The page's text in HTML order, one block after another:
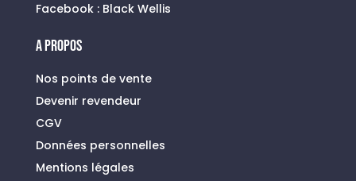
Facebook : Black Wellis
A PROPOS
Nos points de vente
Devenir revendeur
CGV
Données personnelles
Mentions légales